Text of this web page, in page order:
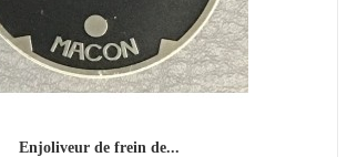
Enjoliveur de frein de...